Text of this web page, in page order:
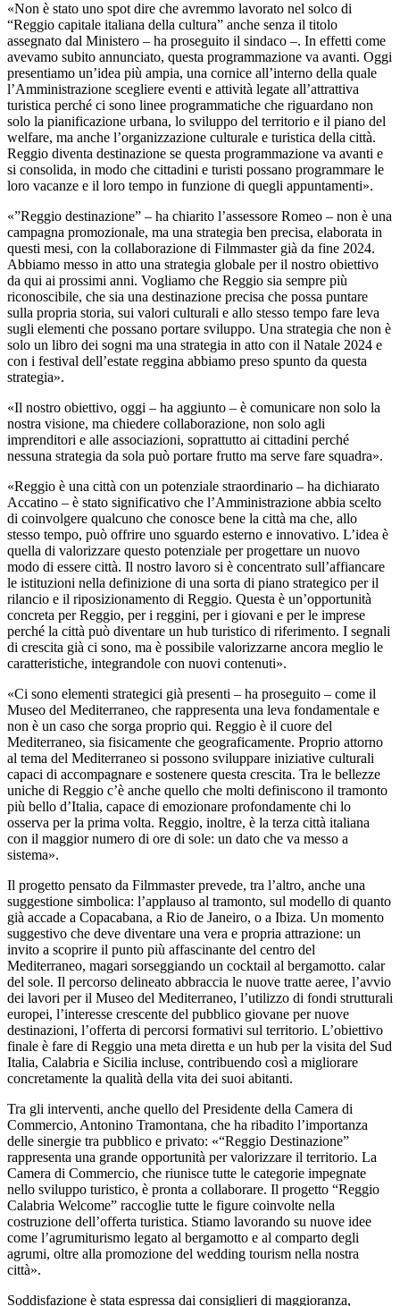
«Non è stato uno spot dire che avremmo lavorato nel solco di
“Reggio capitale italiana della cultura” anche senza il titolo
assegnato dal Ministero – ha proseguito il sindaco –. In effetti come
avevamo subito annunciato, questa programmazione va avanti. Oggi
presentiamo un’idea più ampia, una cornice all’interno della quale
l’Amministrazione scegliere eventi e attività legate all’attrattiva
turistica perché ci sono linee programmatiche che riguardano non
solo la pianificazione urbana, lo sviluppo del territorio e il piano del
welfare, ma anche l’organizzazione culturale e turistica della città.
Reggio diventa destinazione se questa programmazione va avanti e
si consolida, in modo che cittadini e turisti possano programmare le
loro vacanze e il loro tempo in funzione di quegli appuntamenti».
«”Reggio destinazione” – ha chiarito l’assessore Romeo – non è una
campagna promozionale, ma una strategia ben precisa, elaborata in
questi mesi, con la collaborazione di Filmmaster già da fine 2024.
Abbiamo messo in atto una strategia globale per il nostro obiettivo
da qui ai prossimi anni. Vogliamo che Reggio sia sempre più
riconoscibile, che sia una destinazione precisa che possa puntare
sulla propria storia, sui valori culturali e allo stesso tempo fare leva
sugli elementi che possano portare sviluppo. Una strategia che non è
solo un libro dei sogni ma una strategia in atto con il Natale 2024 e
con i festival dell’estate reggina abbiamo preso spunto da questa
strategia».
«Il nostro obiettivo, oggi – ha aggiunto – è comunicare non solo la
nostra visione, ma chiedere collaborazione, non solo agli
imprenditori e alle associazioni, soprattutto ai cittadini perché
nessuna strategia da sola può portare frutto ma serve fare squadra».
«Reggio è una città con un potenziale straordinario – ha dichiarato
Accatino – è stato significativo che l’Amministrazione abbia scelto
di coinvolgere qualcuno che conosce bene la città ma che, allo
stesso tempo, può offrire uno sguardo esterno e innovativo. L’idea è
quella di valorizzare questo potenziale per progettare un nuovo
modo di essere città. Il nostro lavoro si è concentrato sull’affiancare
le istituzioni nella definizione di una sorta di piano strategico per il
rilancio e il riposizionamento di Reggio. Questa è un’opportunità
concreta per Reggio, per i reggini, per i giovani e per le imprese
perché la città può diventare un hub turistico di riferimento. I segnali
di crescita già ci sono, ma è possibile valorizzarne ancora meglio le
caratteristiche, integrandole con nuovi contenuti».
«Ci sono elementi strategici già presenti – ha proseguito – come il
Museo del Mediterraneo, che rappresenta una leva fondamentale e
non è un caso che sorga proprio qui. Reggio è il cuore del
Mediterraneo, sia fisicamente che geograficamente. Proprio attorno
al tema del Mediterraneo si possono sviluppare iniziative culturali
capaci di accompagnare e sostenere questa crescita. Tra le bellezze
uniche di Reggio c’è anche quello che molti definiscono il tramonto
più bello d’Italia, capace di emozionare profondamente chi lo
osserva per la prima volta. Reggio, inoltre, è la terza città italiana
con il maggior numero di ore di sole: un dato che va messo a
sistema».
Il progetto pensato da Filmmaster prevede, tra l’altro, anche una
suggestione simbolica: l’applauso al tramonto, sul modello di quanto
già accade a Copacabana, a Rio de Janeiro, o a Ibiza. Un momento
suggestivo che deve diventare una vera e propria attrazione: un
invito a scoprire il punto più affascinante del centro del
Mediterraneo, magari sorseggiando un cocktail al bergamotto. calar
del sole. Il percorso delineato abbraccia le nuove tratte aeree, l’avvio
dei lavori per il Museo del Mediterraneo, l’utilizzo di fondi strutturali
europei, l’interesse crescente del pubblico giovane per nuove
destinazioni, l’offerta di percorsi formativi sul territorio. L’obiettivo
finale è fare di Reggio una meta diretta e un hub per la visita del Sud
Italia, Calabria e Sicilia incluse, contribuendo così a migliorare
concretamente la qualità della vita dei suoi abitanti.
Tra gli interventi, anche quello del Presidente della Camera di
Commercio, Antonino Tramontana, che ha ribadito l’importanza
delle sinergie tra pubblico e privato: «“Reggio Destinazione”
rappresenta una grande opportunità per valorizzare il territorio. La
Camera di Commercio, che riunisce tutte le categorie impegnate
nello sviluppo turistico, è pronta a collaborare. Il progetto “Reggio
Calabria Welcome” raccoglie tutte le figure coinvolte nella
costruzione dell’offerta turistica. Stiamo lavorando su nuove idee
come l’agrumiturismo legato al bergamotto e al comparto degli
agrumi, oltre alla promozione del wedding tourism nella nostra
città».
Soddisfazione è stata espressa dai consiglieri di maggioranza,